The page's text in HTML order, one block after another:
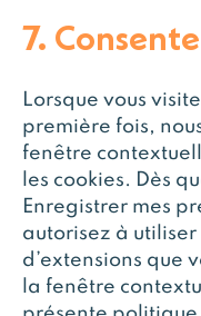
7.
Lorsque vous
première fois,
fenêtre
les cookies. Dès
Enregistrer mes
autorisez à
d’extensions que
la fenêtre